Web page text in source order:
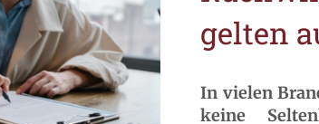
gelten
In vielen
keine